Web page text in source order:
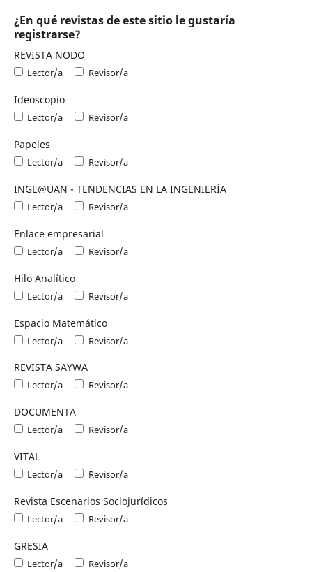
¿En qué revistas de este sitio le gustaría
registrarse?
REVISTA NODO
Lector/a Revisor/a
Ideoscopio
Lector/a Revisor/a
Papeles
Lector/a Revisor/a
INGE@UAN - TENDENCIAS EN LA INGENIERÍA
Lector/a Revisor/a
Enlace empresarial
Lector/a Revisor/a
Hilo Analítico
Lector/a Revisor/a
Espacio Matemático
Lector/a Revisor/a
REVISTA SAYWA
Lector/a Revisor/a
DOCUMENTA
Lector/a Revisor/a
VITAL
Lector/a Revisor/a
Revista Escenarios Sociojurídicos
Lector/a Revisor/a
GRESIA
Lector/a Revisor/a